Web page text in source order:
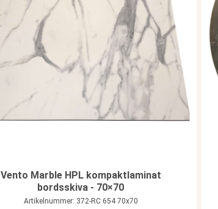
Vento Marble HPL kompaktlaminat
bordsskiva - 70×70
Artikelnummer: 372-RC 654 70x70